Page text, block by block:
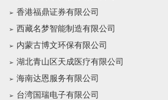
香港福鼎证券有限公司
西藏名梦智能制造有限公司
内蒙古博文环保有限公司
湖北青山区天成医疗有限公司
海南达恩服务有限公司
台湾国瑞电子有限公司